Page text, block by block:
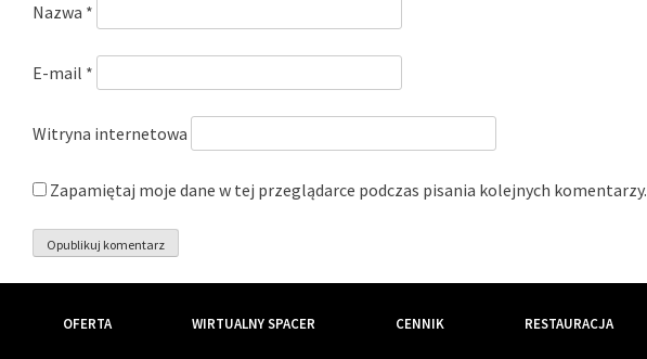
Nazwa *
E-mail *
Witryna internetowa
Zapamiętaj moje dane w tej przeglądarce podczas pisania kolejnych komentarzy.
OFERTA WIRTUALNY SPACER CENNIK RESTAURACJA